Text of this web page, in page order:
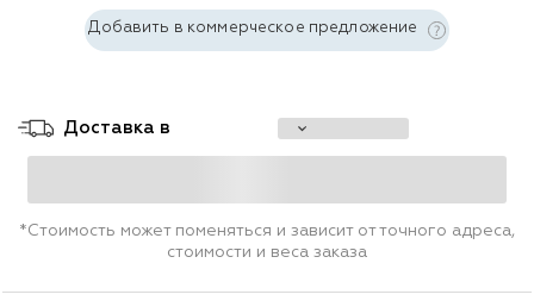
Добавить в коммерческое предложение
Доставка в
*Стоимость может поменяться и зависит от точного адреса,
стоимости и веса заказа